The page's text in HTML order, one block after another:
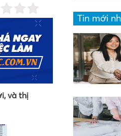
và thị
Tin mới